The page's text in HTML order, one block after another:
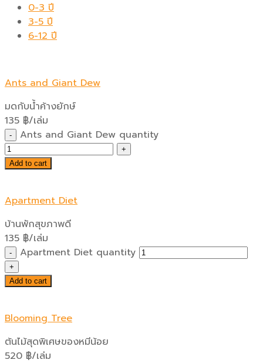
0-3 ปี
3-5 ปี
6-12 ปี
Ants and Giant Dew
มดกับน้ำค้างยักษ์
135 ฿/เล่ม
Ants and Giant Dew quantity
Add to cart
Apartment Diet
บ้านพักสุขภาพดี
135 ฿/เล่ม
Apartment Diet quantity
Add to cart
Blooming Tree
ต้นไม้สุดพิเศษของหมีน้อย
520 ฿/เล่ม